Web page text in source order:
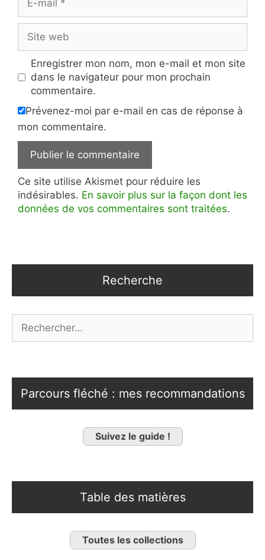
mail
web
Enregistrer mon nom, mon e-mail et mon site
dans le navigateur pour mon prochain
commentaire.
Prévenez-moi par e-mail en cas de réponse à
mon commentaire.
Ce site utilise Akismet pour réduire les
indésirables. En savoir plus sur la façon dont les
données de vos commentaires sont traitées.
Recherche
Parcours fléché : mes recommandations
Suivez le guide !
Table des matières
Toutes les collections